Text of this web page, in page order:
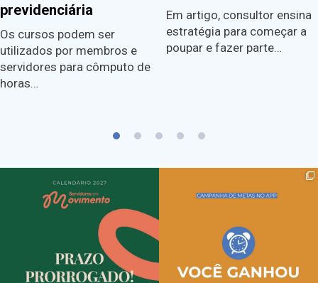
previdenciária
Os cursos podem ser
utilizados por membros e
servidores para cômputo de
horas…
Em artigo, consultor ensina
estratégia para começar a
poupar e fazer parte…